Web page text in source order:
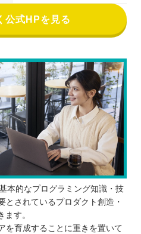
公式HPを見る
本的なプログラミング知識・技
とされているプロダクト創造・
す。
を育成することに重きを置いて